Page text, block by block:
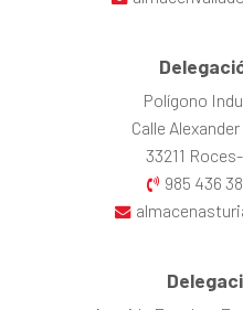
Polígono
Calle
33211
985 436